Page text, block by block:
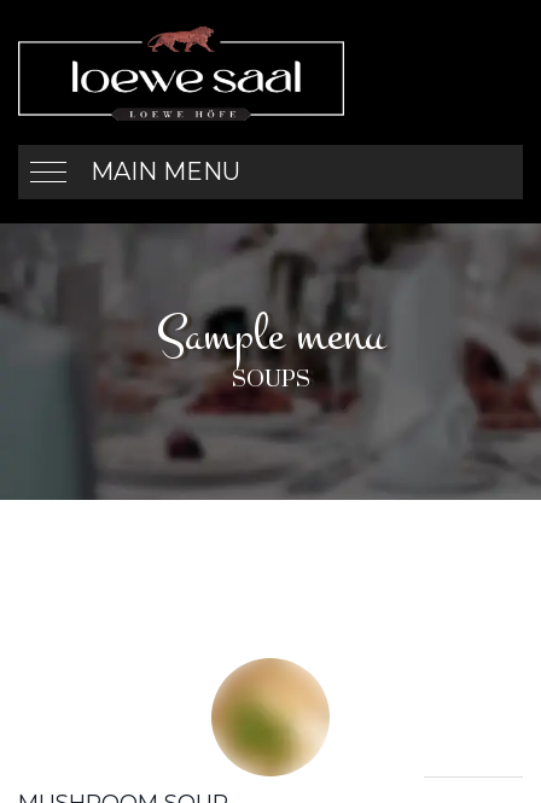
MAIN MENU
Sample menu
SOUPS